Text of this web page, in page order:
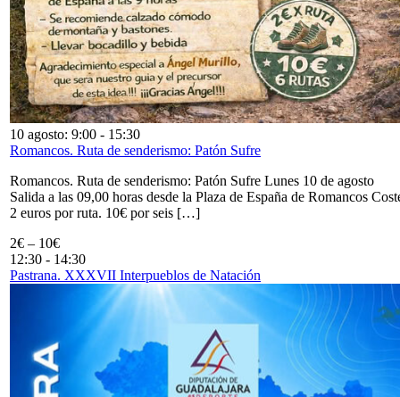
10 agosto: 9:00 - 15:30
Romancos. Ruta de senderismo: Patón Sufre
Romancos. Ruta de senderismo: Patón Sufre Lunes 10 de agosto
Salida a las 09,00 horas desde la Plaza de España de Romancos
2 euros por ruta. 10€ por seis […]
2€ – 10€
12:30 - 14:30
Pastrana. XXXVII Interpueblos de Natación